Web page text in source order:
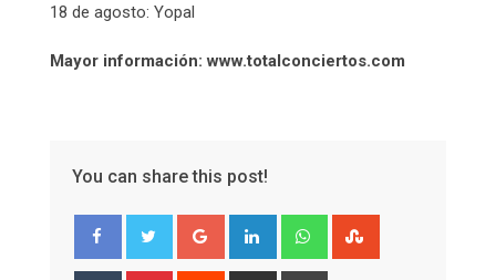
18 de agosto: Yopal
Mayor información: www.totalconciertos.com
You can share this post!
Google+ LinkedIn Whatsapp